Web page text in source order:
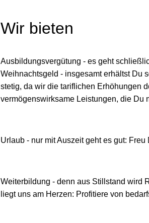
Wir bieten
Ausbildungsvergütung - es geht
Weihnachtsgeld - insgesamt erhältst Du
stetig, da wir die tariflichen Erhöhungen
vermögenswirksame Leistungen, die Du
Urlaub - nur mit Auszeit geht es gut:
Weiterbildung - denn aus Stillstand wird
liegt uns am Herzen: Profitiere von